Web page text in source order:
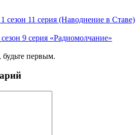
сезон 11 серия (Наводнение в Ставе)
9 серия «Радиомолчание»
первым.